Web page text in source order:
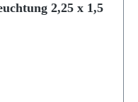
2,25 x 1,5